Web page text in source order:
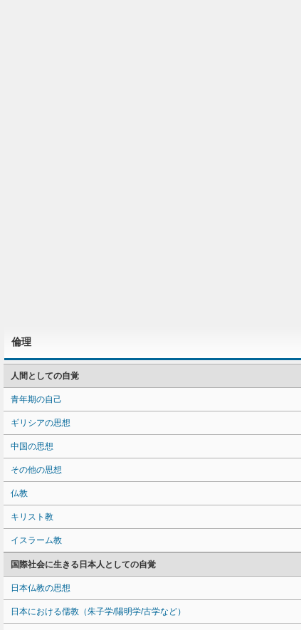
倫理
人間としての自覚
青年期の自己
ギリシアの思想
中国の思想
その他の思想
仏教
キリスト教
イスラーム教
国際社会に生きる日本人としての自覚
日本仏教の思想
日本における儒教（朱子学/陽明学/古学など）